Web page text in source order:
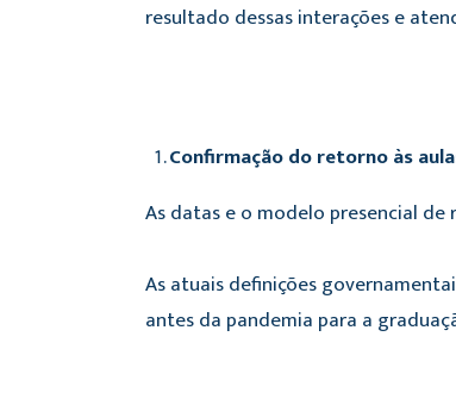
resultado dessas interações e
Confirmação do retorno às
As datas e o modelo presencial
As atuais definições
antes da pandemia para a